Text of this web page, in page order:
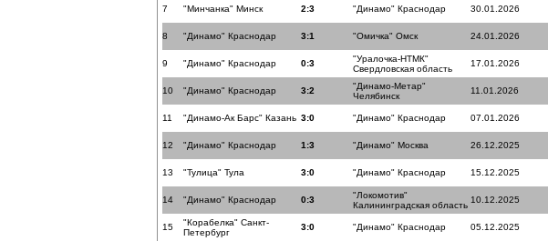
7 "Минчанка" Минск 2:3 "Динамо" Краснодар 30.01.2026
8 "Динамо" Краснодар 3:1 "Омичка" Омск 24.01.2026
9 "Динамо" Краснодар 0:3
"Уралочка-НТМК"
Свердловская область
17.01.2026
10 "Динамо" Краснодар 3:2
"Динамо-Метар"
Челябинск
11.01.2026
11 "Динамо-Ак Барс" Казань 3:0 "Динамо" Краснодар 07.01.2026
12 "Динамо" Краснодар 1:3 "Динамо" Москва 26.12.2025
13 "Тулица" Тула 3:0 "Динамо" Краснодар 15.12.2025
14 "Динамо" Краснодар 0:3
"Локомотив"
Калининградская область
10.12.2025
15
"Корабелка" Санкт-
Петербург
3:0 "Динамо" Краснодар 05.12.2025